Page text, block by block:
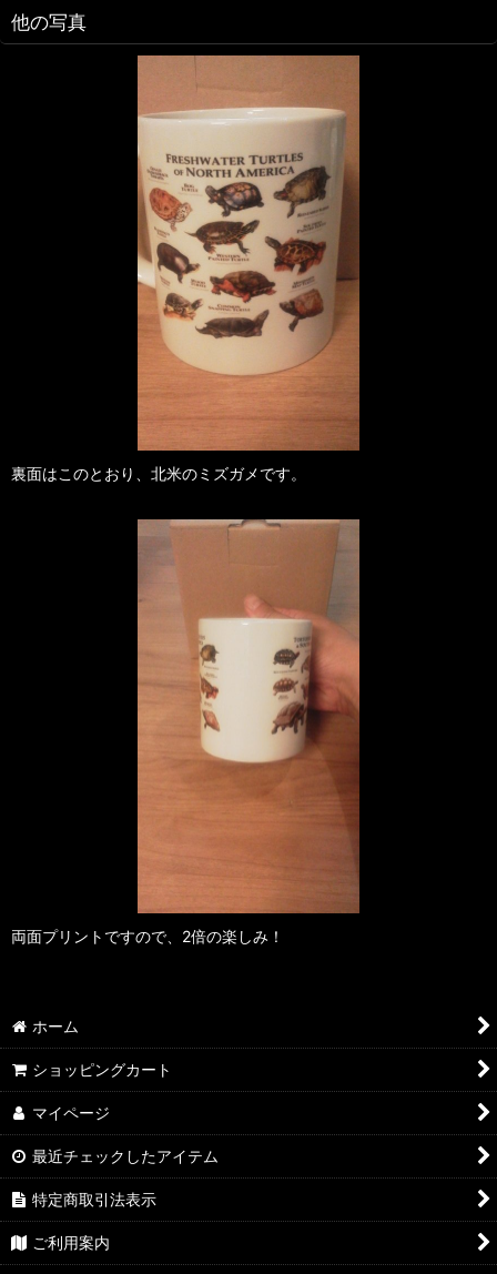
他の写真
裏面はこのとおり、北米のミズガメです。
両面プリントですので、2倍の楽しみ！
ホーム
ショッピングカート
マイページ
最近チェックしたアイテム
特定商取引法表示
ご利用案内